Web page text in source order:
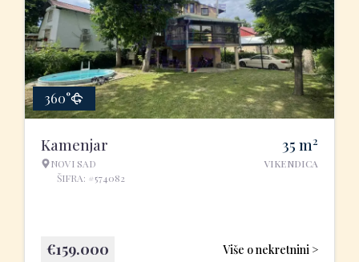
360°
Kamenjar
NOVI SAD
ŠIFRA: #574082
35 m2
VIKENDICA
Više o nekretnini >
€159.000